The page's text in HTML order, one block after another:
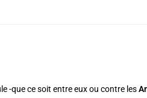
-que ce soit entre eux ou contre les